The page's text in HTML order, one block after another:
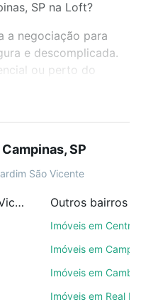
SP na Loft?
a negociação para
e descomplicada.
ou perto do
à venda em
SP para conquistar
e você
corretores e
favoritos. Você
quantidade de
SP
São Vicente
Mais imóveis em Jardim São Vicente Outros bairros
Imóveis em Centro
Imóveis em
Imóveis em Cambuí
Imóveis em Real